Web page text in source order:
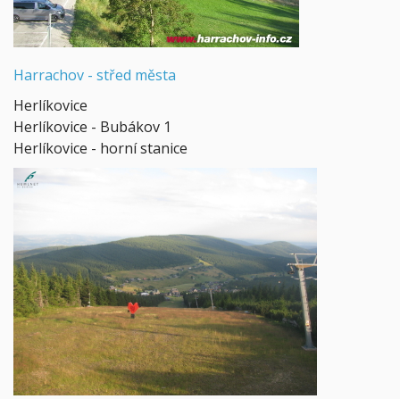
Harrachov - střed města
Herlíkovice
Herlíkovice - Bubákov 1
Herlíkovice - horní stanice